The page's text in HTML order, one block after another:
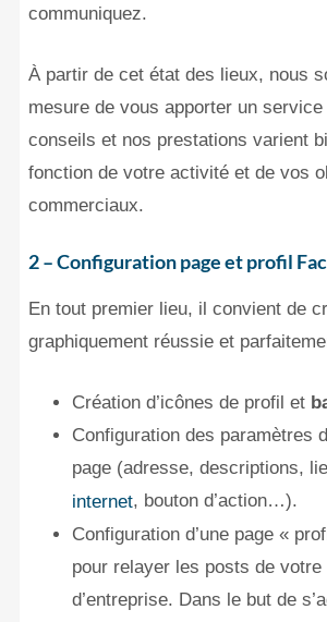
communiquez.
À partir de cet état des lieux, nous
mesure de vous apporter un
conseils et nos prestations varient
fonction de votre activité et de vos
commerciaux.
2 – Configuration page et profil
En tout premier lieu, il convient de
graphiquement réussie et
Création d’icônes de profil et
Configuration des paramètres
page (adresse, descriptions,
internet, bouton d’action…).
Configuration d’une page «
pour relayer les posts de votre
d’entreprise. Dans le but de